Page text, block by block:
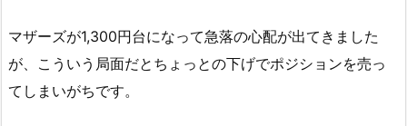
マザーズが1,300円台になって急落の心配が出てきました
が、こういう局面だとちょっとの下げでポジションを売っ
てしまいがちです。